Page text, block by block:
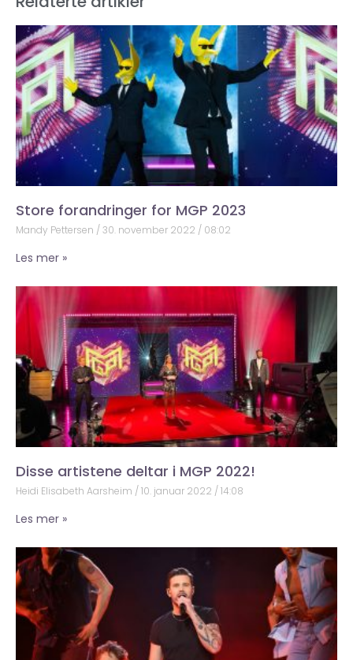
Store forandringer for MGP 2023
Mandy Pettersen 30. november 2022 08:02
Les mer »
Disse artistene deltar i MGP 2022!
Heidi Elisabeth Aarsheim 10. januar 2022 14:08
Les mer »